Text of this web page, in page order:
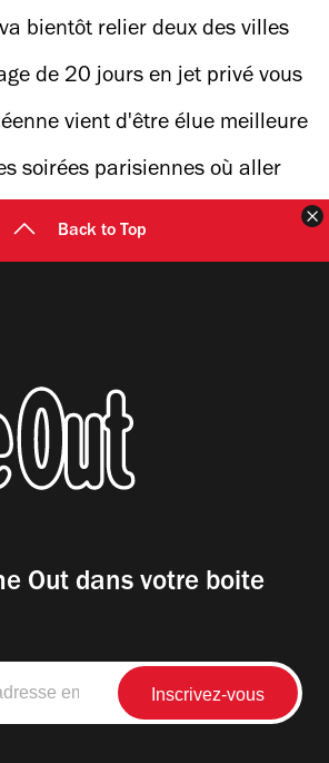
bientôt relier deux des villes
de 20 jours en jet privé vous
les lieux de tournage de "The
vient d'être élue meilleure
pour les voyageuses solo
soirées parisiennes où aller
Back to Top
Out dans votre boite